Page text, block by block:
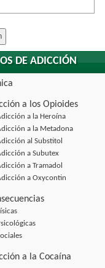
DE ADICCIÓN
a los Opioides
a la Heroína
a la Metadona
al Substitol
a Subutex
a Tramadol
a Oxycontin
a la Cocaína